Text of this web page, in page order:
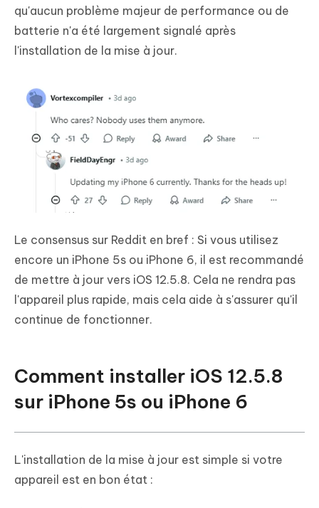
qu'aucun problème majeur de performance ou de
batterie n'a été largement signalé après
l'installation de la mise à jour.
Le consensus sur Reddit en bref : Si vous utilisez
encore un iPhone 5s ou iPhone 6, il est recommandé
de mettre à jour vers iOS 12.5.8. Cela ne rendra pas
l'appareil plus rapide, mais cela aide à s'assurer qu'il
continue de fonctionner.
Comment installer iOS 12.5.8
sur iPhone 5s ou iPhone 6
L'installation de la mise à jour est simple si votre
appareil est en bon état :